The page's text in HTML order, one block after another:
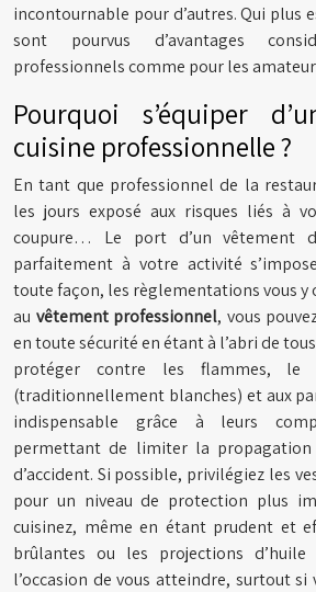
incontournable pour d’autres. Qui plus
sont pourvus d’avantages
professionnels comme pour les
Pourquoi s’équiper
cuisine professionnelle ?
En tant que professionnel de la
les jours exposé aux risques liés à
coupure… Le port d’un vêtement
parfaitement à votre activité
toute façon, les règlementations vous y
au vêtement professionnel, vous
en toute sécurité en étant à l’abri de
protéger contre les flammes, le
(traditionnellement blanches) et aux
indispensable grâce à leurs
permettant de limiter la propagation
d’accident. Si possible, privilégiez les
pour un niveau de protection plus
cuisinez, même en étant prudent et
brûlantes ou les projections
l’occasion de vous atteindre, surtout si